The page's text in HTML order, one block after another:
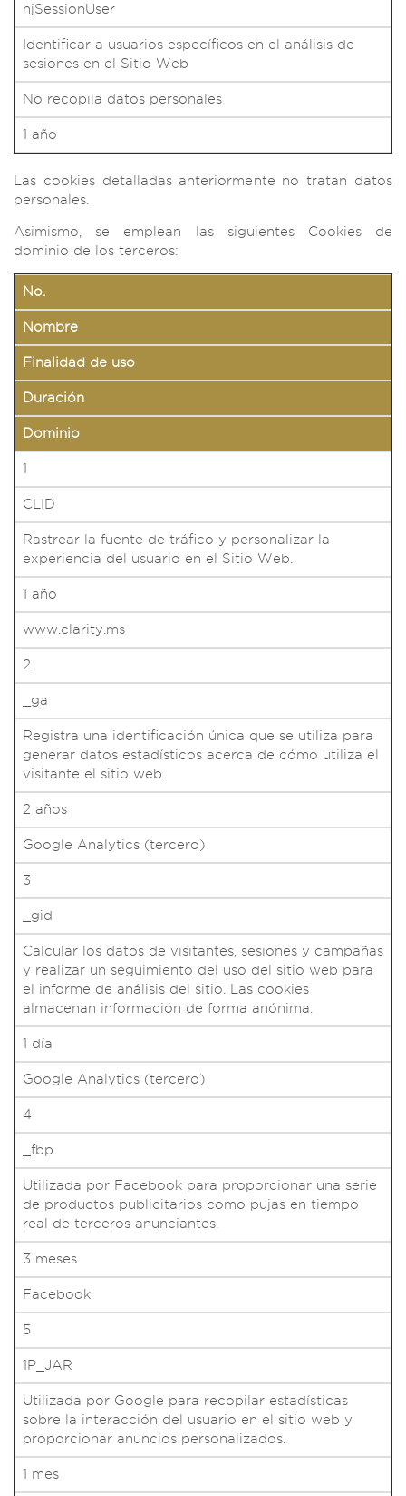
hjSessionUser
Identificar a usuarios específicos en el análisis de
sesiones en el Sitio Web
No recopila datos personales
1 año
Las cookies detalladas anteriormente no tratan datos
personales.
Asimismo, se emplean las siguientes Cookies de
dominio de los terceros:
No.
Nombre
Finalidad de uso
Duración
Dominio
1
CLID
Rastrear la fuente de tráfico y personalizar la
experiencia del usuario en el Sitio Web.
1 año
www.clarity.ms
2
_ga
Registra una identificación única que se utiliza para
generar datos estadísticos acerca de cómo utiliza el
visitante el sitio web.
2 años
Google Analytics (tercero)
3
_gid
Calcular los datos de visitantes, sesiones y campañas
y realizar un seguimiento del uso del sitio web para
el informe de análisis del sitio. Las cookies
almacenan información de forma anónima.
1 día
Google Analytics (tercero)
4
_fbp
Utilizada por Facebook para proporcionar una serie
de productos publicitarios como pujas en tiempo
real de terceros anunciantes.
3 meses
Facebook
5
1P_JAR
Utilizada por Google para recopilar estadísticas
sobre la interacción del usuario en el sitio web y
proporcionar anuncios personalizados.
1 mes